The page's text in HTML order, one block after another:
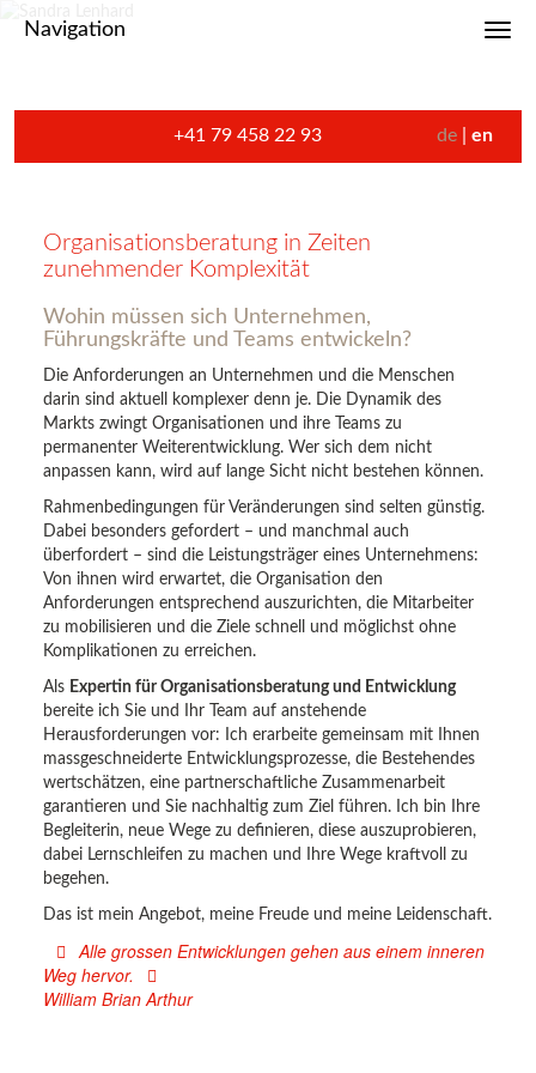
Navigation
+41 79 458 22 93 de en
Organisationsberatung in Zeiten
zunehmender Komplexität
Wohin müssen sich Unternehmen,
Führungskräfte und Teams entwickeln?
Die Anforderungen an Unternehmen und die Menschen
darin sind aktuell komplexer denn je. Die Dynamik des
Markts zwingt Organisationen und ihre Teams zu
permanenter Weiterentwicklung. Wer sich dem nicht
anpassen kann, wird auf lange Sicht nicht bestehen können.
Rahmenbedingungen für Veränderungen sind selten günstig.
Dabei besonders gefordert – und manchmal auch
überfordert – sind die Leistungsträger eines Unternehmens:
Von ihnen wird erwartet, die Organisation den
Anforderungen entsprechend auszurichten, die Mitarbeiter
zu mobilisieren und die Ziele schnell und möglichst ohne
Komplikationen zu erreichen.
Als Expertin für Organisationsberatung und Entwicklung
bereite ich Sie und Ihr Team auf anstehende
Herausforderungen vor: Ich erarbeite gemeinsam mit Ihnen
massgeschneiderte Entwicklungsprozesse, die Bestehendes
wertschätzen, eine partnerschaftliche Zusammenarbeit
garantieren und Sie nachhaltig zum Ziel führen. Ich bin Ihre
Begleiterin, neue Wege zu definieren, diese auszuprobieren,
dabei Lernschleifen zu machen und Ihre Wege kraftvoll zu
begehen.
Das ist mein Angebot, meine Freude und meine Leidenschaft.
Alle grossen Entwicklungen gehen aus einem inneren
Weg hervor.
William Brian Arthur